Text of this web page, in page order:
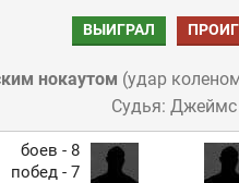
ВЫИГРАЛ
нокаутом (удар
Судья:
боев - 8
побед - 7